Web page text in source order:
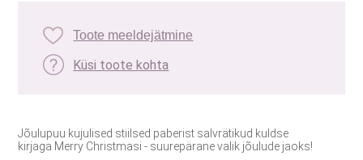
Toote meeldejätmine
Küsi toote kohta
Jõulupuu kujulised stiilsed paberist salvrätikud kuldse
kirjaga Merry Christmasi - suurepärane valik jõulude jaoks!